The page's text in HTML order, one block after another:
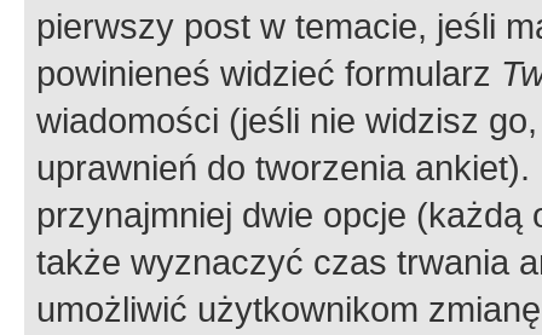
pierwszy post w temacie, jeśli
powinieneś widzieć formularz
wiadomości (jeśli nie widzisz
uprawnień do tworzenia
przynajmniej dwie opcje
także wyznaczyć czas trwania
umożliwić użytkownikom